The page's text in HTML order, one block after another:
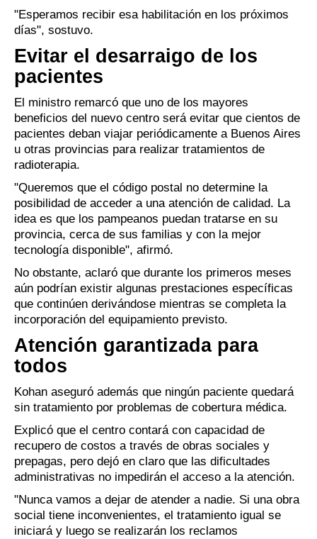
"Esperamos recibir esa habilitación en los próximos
días", sostuvo.
Evitar el desarraigo de los
pacientes
El ministro remarcó que uno de los mayores
beneficios del nuevo centro será evitar que cientos de
pacientes deban viajar periódicamente a Buenos Aires
u otras provincias para realizar tratamientos de
radioterapia.
"Queremos que el código postal no determine la
posibilidad de acceder a una atención de calidad. La
idea es que los pampeanos puedan tratarse en su
provincia, cerca de sus familias y con la mejor
tecnología disponible", afirmó.
No obstante, aclaró que durante los primeros meses
aún podrían existir algunas prestaciones específicas
que continúen derivándose mientras se completa la
incorporación del equipamiento previsto.
Atención garantizada para
todos
Kohan aseguró además que ningún paciente quedará
sin tratamiento por problemas de cobertura médica.
Explicó que el centro contará con capacidad de
recupero de costos a través de obras sociales y
prepagas, pero dejó en claro que las dificultades
administrativas no impedirán el acceso a la atención.
"Nunca vamos a dejar de atender a nadie. Si una obra
social tiene inconvenientes, el tratamiento igual se
iniciará y luego se realizarán los reclamos